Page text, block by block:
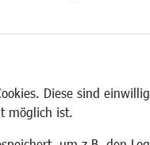
Diese sind
möglich ist.